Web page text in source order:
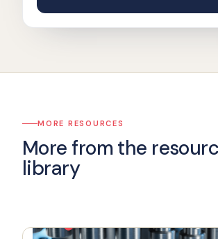
MORE RESOURCES
More from the
library